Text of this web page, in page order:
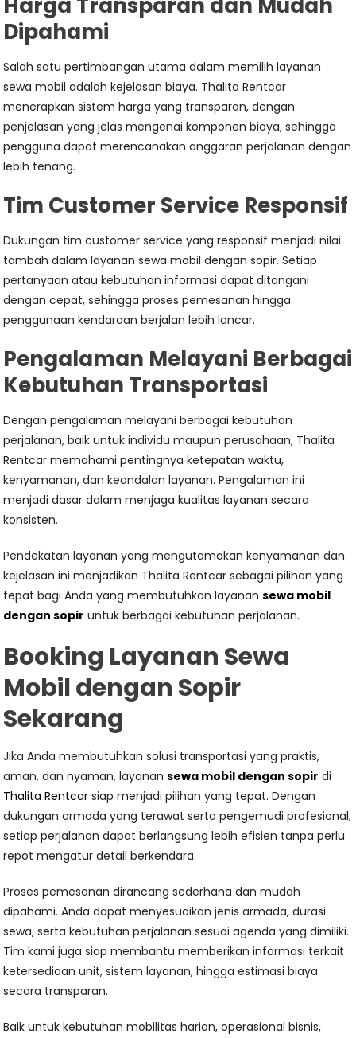
Dipahami
Salah satu pertimbangan utama dalam memilih layanan
sewa mobil adalah kejelasan biaya. Thalita Rentcar
menerapkan sistem harga yang transparan, dengan
penjelasan yang jelas mengenai komponen biaya, sehingga
pengguna dapat merencanakan anggaran perjalanan dengan
lebih tenang.
Tim Customer Service Responsif
Dukungan tim customer service yang responsif menjadi nilai
tambah dalam layanan sewa mobil dengan sopir. Setiap
pertanyaan atau kebutuhan informasi dapat ditangani
dengan cepat, sehingga proses pemesanan hingga
penggunaan kendaraan berjalan lebih lancar.
Pengalaman Melayani Berbagai
Kebutuhan Transportasi
Dengan pengalaman melayani berbagai kebutuhan
perjalanan, baik untuk individu maupun perusahaan, Thalita
Rentcar memahami pentingnya ketepatan waktu,
kenyamanan, dan keandalan layanan. Pengalaman ini
menjadi dasar dalam menjaga kualitas layanan secara
konsisten.
Pendekatan layanan yang mengutamakan kenyamanan dan
kejelasan ini menjadikan Thalita Rentcar sebagai pilihan yang
tepat bagi Anda yang membutuhkan layanansewa mobil
dengan sopir untuk berbagai kebutuhan perjalanan.
Booking Layanan Sewa
Mobil dengan Sopir
Sekarang
Jika Anda membutuhkan solusi transportasi yang praktis,
aman, dan nyaman, layanansewa mobil dengan sopir di
Thalita Rentcar siap menjadi pilihan yang tepat. Dengan
dukungan armada yang terawat serta pengemudi profesional,
setiap perjalanan dapat berlangsung lebih efisien tanpa perlu
repot mengatur detail berkendara.
Proses pemesanan dirancang sederhana dan mudah
dipahami. Anda dapat menyesuaikan jenis armada, durasi
sewa, serta kebutuhan perjalanan sesuai agenda yang dimiliki.
Tim kami juga siap membantu memberikan informasi terkait
ketersediaan unit, sistem layanan, hingga estimasi biaya
secara transparan.
Baik untuk kebutuhan mobilitas harian, operasional bisnis,